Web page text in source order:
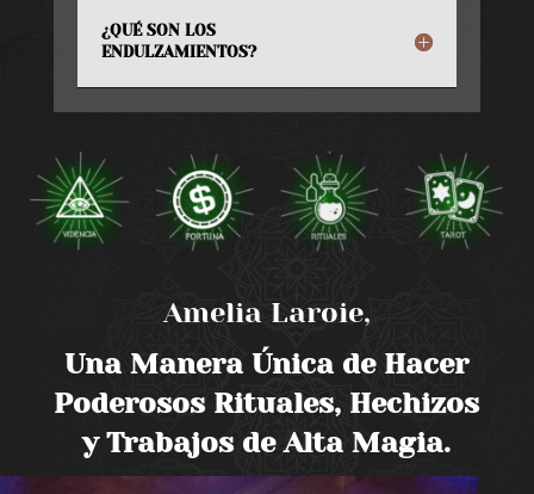
¿QUÉ SON LOS
ENDULZAMIENTOS?
Amelia Laroie,
Una Manera Única de Hacer
Poderosos Rituales, Hechizos
y Trabajos de Alta Magia.